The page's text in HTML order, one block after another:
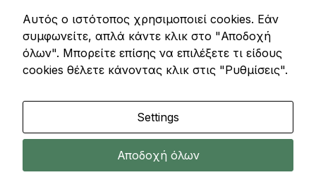
Οικονομική Παιδεία
Εκδηλώσεις
Λεωφ. Κηφισίας 32, Μαρούσι, Ελλάδα
Αυτός ο ιστότοπος χρησιμοποιεί cookies. Εάν
συμφωνείτε, απλά κάντε κλικ στο "Αποδοχή
όλων". Μπορείτε επίσης να επιλέξετε τι είδους
cookies θέλετε κάνοντας κλικ στις "Ρυθμίσεις".
Settings
Αποδοχή όλων